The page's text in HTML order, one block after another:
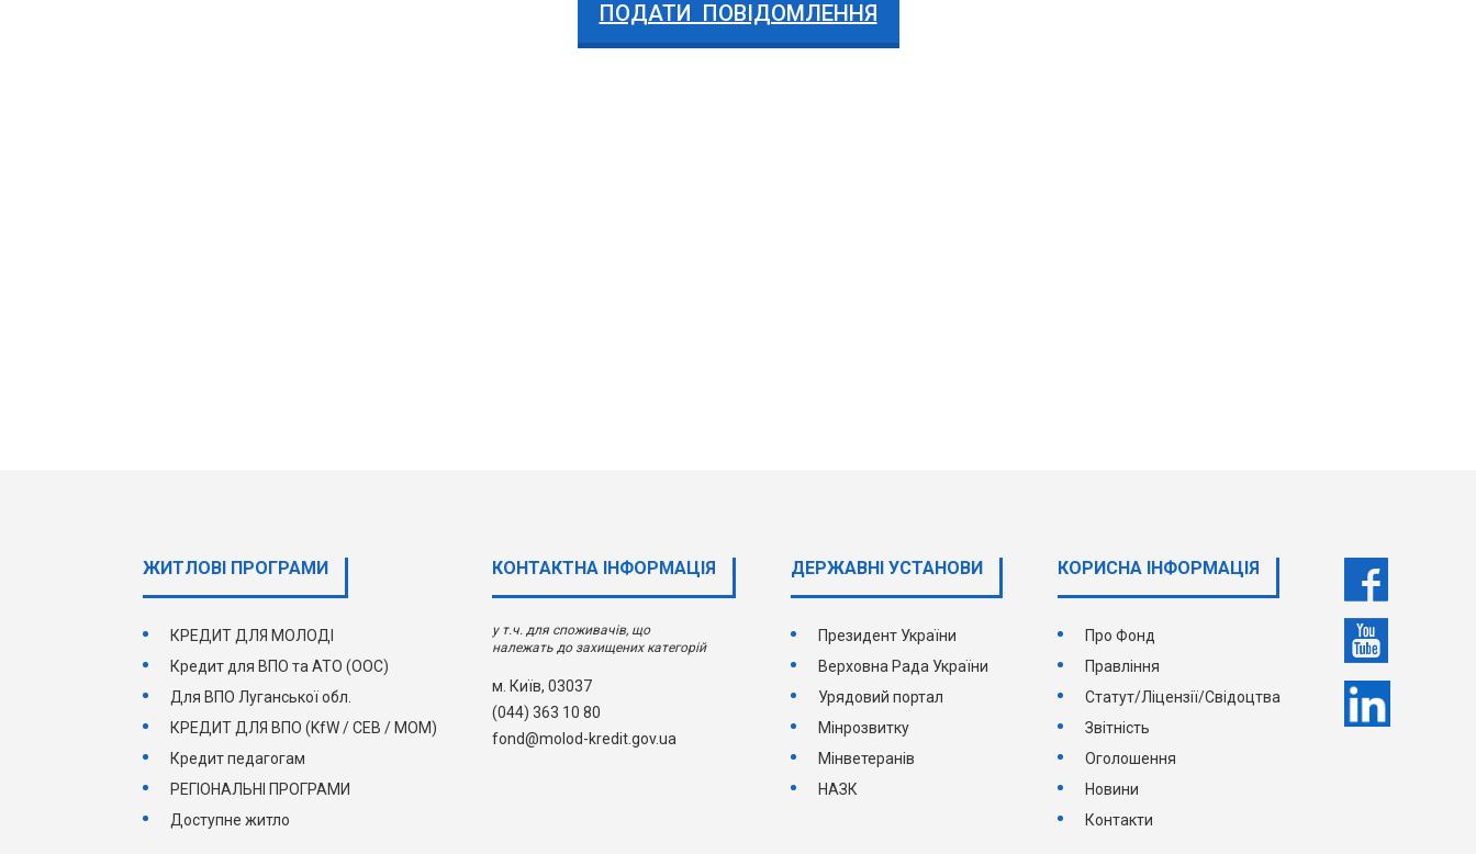
ПОДАТИ ПОВІДОМЛЕННЯ
ЖИТЛОВІ ПРОГРАМИ
КРЕДИТ ДЛЯ МОЛОДІ
Кредит для ВПО та АТО (ООС)
Для ВПО Луганської обл.
КРЕДИТ ДЛЯ ВПО (KfW / СЕВ / МОМ)
Кредит педагогам
РЕГІОНАЛЬНІ ПРОГРАМИ
Доступне житло
КОНТАКТНА ІНФОРМАЦІЯ
у т.ч. для споживачів, що
належать до захищених категорій
м. Київ, 03037
(044) 363 10 80
fond@molod-kredit.gov.ua
ДЕРЖАВНI УСТАНОВИ
Президент України
Верховна Рада України
Урядовий портал
Мінрозвитку
Мінветеранів
НАЗК
КОРИСНА ІНФОРМАЦІЯ
Про Фонд
Правління
Статут/Ліцензії/Свідоцтва
Звітність
Оголошення
Новини
Контакти